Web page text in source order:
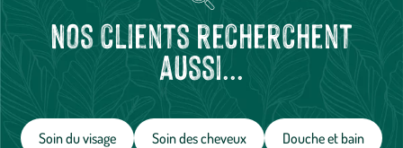
Nos clients recherchent
aussi...
Soin du visage Soin des cheveux Douche et bain